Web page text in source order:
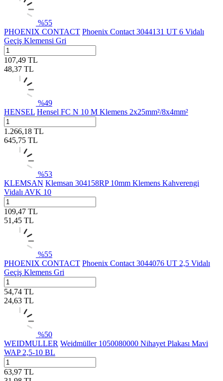
%55
PHOENIX CONTACT Phoenix Contact 3044131 UT 6 Vidalı
Geçiş Klemensi Gri
107,49 TL
48,37 TL
%49
HENSEL Hensel FC N 10 M Klemens 2x25mm²/8x4mm²
1.266,18 TL
645,75 TL
%53
KLEMSAN Klemsan 304158RP 10mm Klemens Kahverengi
Vidalı AVK 10
109,47 TL
51,45 TL
%55
PHOENIX CONTACT Phoenix Contact 3044076 UT 2,5 Vidalı
Geçiş Klemens Gri
54,74 TL
24,63 TL
%50
WEIDMULLER Weidmüller 1050080000 Nihayet Plakası Mavi
WAP 2,5-10 BL
63,97 TL